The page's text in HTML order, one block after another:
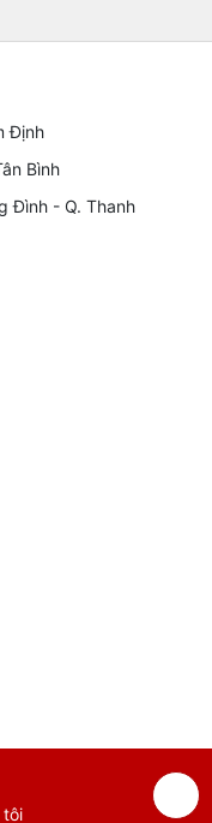
Định
Bình
Đình - Q. Thanh
tôi